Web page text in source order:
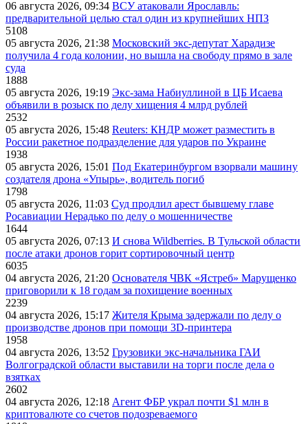
06 августа 2026, 09:34 ВСУ атаковали Ярославль:
предварительной целью стал один из крупнейших НПЗ
5108
05 августа 2026, 21:38 Московский экс-депутат Харадизе
получила 4 года колонии, но вышла на свободу прямо в зале
суда
1888
05 августа 2026, 19:19 Экс-зама Набиуллиной в ЦБ Исаева
объявили в розыск по делу хищения 4 млрд рублей
2532
05 августа 2026, 15:48 Reuters: КНДР может разместить в
России ракетное подразделение для ударов по Украине
1938
05 августа 2026, 15:01 Под Екатеринбургом взорвали машину
создателя дрона «Упырь», водитель погиб
1798
05 августа 2026, 11:03 Суд продлил арест бывшему главе
Росавиации Нерадько по делу о мошенничестве
1644
05 августа 2026, 07:13 И снова Wildberries. В Тульской области
после атаки дронов горит сортировочный центр
6035
04 августа 2026, 21:20 Основателя ЧВК «Ястреб» Марущенко
приговорили к 18 годам за похищение военных
2239
04 августа 2026, 15:17 Жителя Крыма задержали по делу о
производстве дронов при помощи 3D‑принтера
1958
04 августа 2026, 13:52 Грузовики экс-начальника ГАИ
Волгоградской области выставили на торги после дела о
взятках
2602
04 августа 2026, 12:18 Агент ФБР украл почти $1 млн в
криптовалюте со счетов подозреваемого